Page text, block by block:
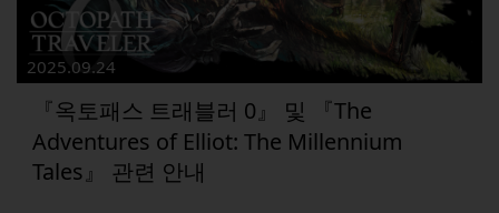
2025.09.24
『옥토패스 트래블러 0』 및 『The
Adventures of Elliot: The Millennium
Tales』 관련 안내